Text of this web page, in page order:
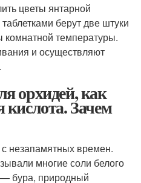
цветы янтарной
берут две штуки
комнатной температуры.
и осуществляют
орхидей, как
кислота. Зачем
с незапамятных времен.
многие соли белого
— бура, природный